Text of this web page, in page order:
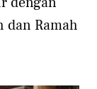
dan Ramah